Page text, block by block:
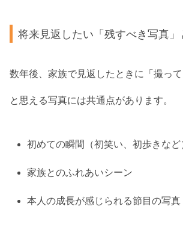
将来見返したい「残すべき写真」
数年後、家族で見返したときに「撮って
と思える写真には共通点があります。
初めての瞬間（初笑い、初歩きなど
家族とのふれあいシーン
本人の成長が感じられる節目の写真